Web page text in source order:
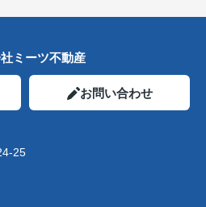
ミーツ不動産
お問い合わせ
25